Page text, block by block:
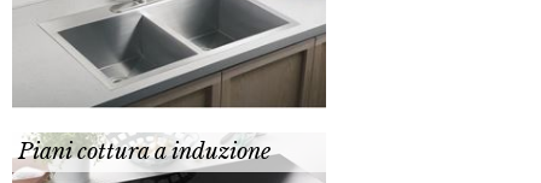
Piani cottura a induzione